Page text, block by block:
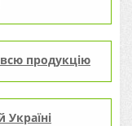
всю продукцію
Україні